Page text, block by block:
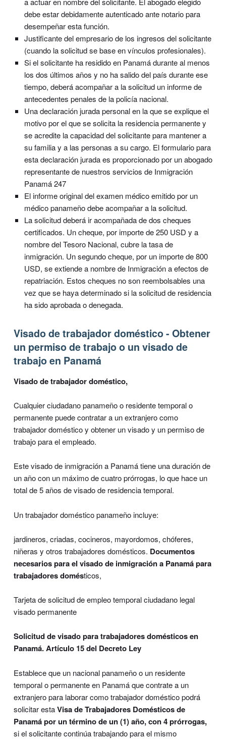
debe estar debidamente autenticado ante notario para
desempeñar esta función.
Justificante del empresario de los ingresos del solicitante
(cuando la solicitud se base en vínculos profesionales).
Si el solicitante ha residido en Panamá durante al menos
los dos últimos años y no ha salido del país durante ese
tiempo, deberá acompañar a la solicitud un informe de
antecedentes penales de la policía nacional.
Una declaración jurada personal en la que se explique el
motivo por el que se solicita la residencia permanente y
se acredite la capacidad del solicitante para mantener a
su familia y a las personas a su cargo. El formulario para
esta declaración jurada es proporcionado por un abogado
representante de nuestros servicios de Inmigración
Panamá 247
El informe original del examen médico emitido por un
médico panameño debe acompañar a la solicitud.
La solicitud deberá ir acompañada de dos cheques
certificados. Un cheque, por importe de 250 USD y a
nombre del Tesoro Nacional, cubre la tasa de
inmigración. Un segundo cheque, por un importe de 800
USD, se extiende a nombre de Inmigración a efectos de
repatriación. Estos cheques no son reembolsables una
vez que se haya determinado si la solicitud de residencia
ha sido aprobada o denegada.
Visado de trabajador doméstico - Obtener
un permiso de trabajo o un visado de
trabajo en Panamá
Visado de trabajador doméstico,
Cualquier ciudadano panameño o residente temporal o
permanente puede contratar a un extranjero como
trabajador doméstico y obtener un visado y un permiso de
trabajo para el empleado.
Este visado de inmigración a Panamá tiene una duración de
un año con un máximo de cuatro prórrogas, lo que hace un
total de 5 años de visado de residencia temporal.
Un trabajador doméstico panameño incluye:
jardineros, criadas, cocineros, mayordomos, chóferes,
niñeras y otros trabajadores domésticos. Documentos
necesarios para el visado de inmigración a Panamá para
trabajadores domésticos,
Tarjeta de solicitud de empleo temporal ciudadano legal
visado permanente
Solicitud de visado para trabajadores domésticos en
Panamá. Artículo 15 del Decreto Ley
Establece que un nacional panameño o un residente
temporal o permanente en Panamá que contrate a un
extranjero para laborar como trabajador doméstico podrá
solicitar estaVisa de Trabajadores Domésticos de
Panamá por un término de un (1) año, con 4 prórrogas,
si el solicitante continúa trabajando para el mismo